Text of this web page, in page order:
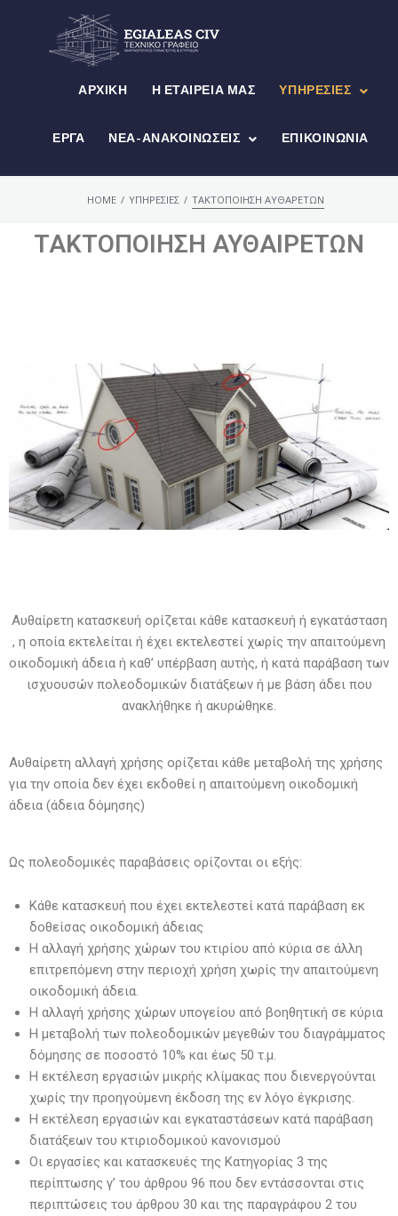
ΑΡΧΙΚΉ Η ΕΤΑΙΡΕΊΑ ΜΑΣ ΥΠΗΡΕΣΊΕΣ
ΕΡΓΑ ΝΈΑ-ΑΝΑΚΟΙΝΏΣΕΙΣ ΕΠΙΚΟΙΝΩΝΊΑ
HOME / ΥΠΗΡΕΣΙΕΣ / ΤΑΚΤΟΠΟΙΗΣΗ ΑΥΘΑΡΕΤΩΝ
ΤΑΚΤΟΠΟΙΗΣΗ ΑΥΘΑΙΡΕΤΩΝ
Αυθαίρετη κατασκευή ορίζεται κάθε κατασκευή ή εγκατάσταση
, η οποία εκτελείται ή έχει εκτελεστεί χωρίς την απαιτούμενη
οικοδομική άδεια ή καθ’ υπέρβαση αυτής, ή κατά παράβαση των
ισχυουσών πολεοδομικών διατάξεων ή με βάση άδει που
ανακλήθηκε ή ακυρώθηκε.
Αυθαίρετη αλλαγή χρήσης ορίζεται κάθε μεταβολή της χρήσης
για την οποία δεν έχει εκδοθεί η απαιτούμενη οικοδομική
άδεια (άδεια δόμησης)
Ως πολεοδομικές παραβάσεις ορίζονται οι εξής:
Κάθε κατασκευή που έχει εκτελεστεί κατά παράβαση εκ
δοθείσας οικοδομική άδειας
Η αλλαγή χρήσης χώρων του κτιρίου από κύρια σε άλλη
επιτρεπόμενη στην περιοχή χρήση χωρίς την απαιτούμενη
οικοδομική άδεια.
Η αλλαγή χρήσης χώρων υπογείου από βοηθητική σε κύρια
Η μεταβολή των πολεοδομικών μεγεθών του διαγράμματος
δόμησης σε ποσοστό 10% και έως 50 τ.μ.
Η εκτέλεση εργασιών μικρής κλίμακας που διενεργούνται
χωρίς την προηγούμενη έκδοση της εν λόγο έγκρισης.
Η εκτέλεση εργασιών και εγκαταστάσεων κατά παράβαση
διατάξεων του κτιριοδομικού κανονισμού
Οι εργασίες και κατασκευές της Κατηγορίας 3 της
περίπτωσης γ’ του άρθρου 96 που δεν εντάσσονται στις
περιπτώσεις του άρθρου 30 και της παραγράφου 2 του